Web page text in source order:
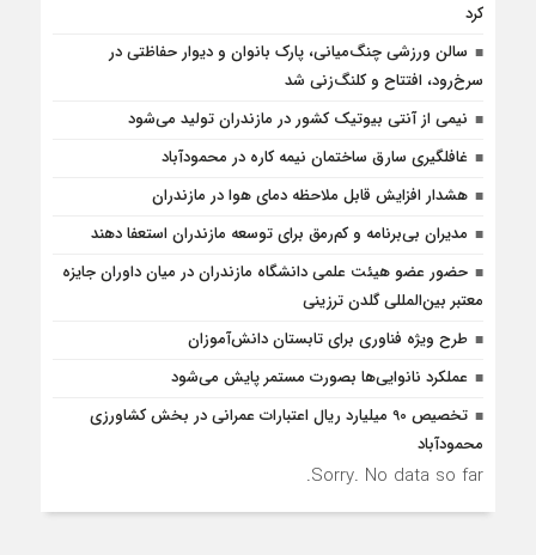
کرد
سالن ورزشی چنگ‌میانی، پارک بانوان و دیوار حفاظتی در
سرخ‌رود، افتتاح و کلنگ‌زنی شد
نیمی از آنتی بیوتیک کشور در مازندران تولید می‌شود
غافلگيري سارق ساختمان نيمه کاره در محمودآباد
هشدار افزایش قابل ملاحظه دمای هوا در مازندران
مدیران بی‌برنامه و کم‌رمق برای توسعه مازندران استعفا دهند
حضور عضو هیئت علمی دانشگاه مازندران در میان داوران جایزه
معتبر بین‌المللی گلدن ترزینی
طرح ویژه فناوری برای تابستان دانش‌آموزان
عملکرد نانوایی‌ها بصورت مستمر پایش می‌شود
تخصیص 90 میلیارد ریال اعتبارات عمرانی در بخش کشاورزی
محمودآباد
Sorry. No data so far.